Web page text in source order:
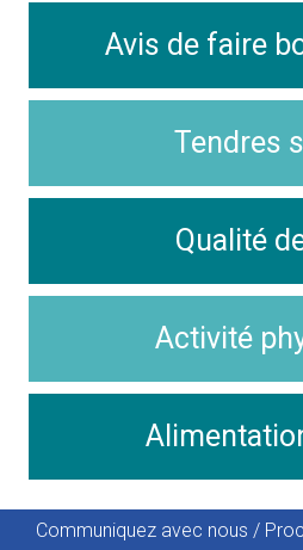
Avis de faire
Tendres
Qualité
Activité
Communiquez avec nous /